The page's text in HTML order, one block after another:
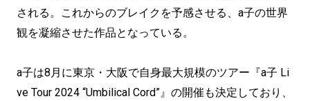
される。これからのブレイクを予感させる、a子の世界
観を凝縮させた作品となっている。
a子は8月に東京・大阪で自身最大規模のツアー『a子 Li
ve Tour 2024 “Umbilical Cord”』の開催も決定しており、